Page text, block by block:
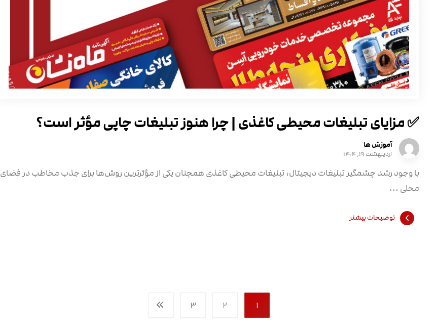
✅ مزایای تبلیغات محیطی کاغذی | چرا هنوز تبلیغات چاپی مؤثر است؟
آموزش ها
اردیبهشت ۱۹, ۱۴۰۴
با وجود رشد چشمگیر تبلیغات دیجیتال، تبلیغات محیطی کاغذی همچنان یکی از مؤثرترین روش‌ها برای جذب مخاطب در فضای
محلی ...
توضیحات بیشتر
۱ ۲ ۳